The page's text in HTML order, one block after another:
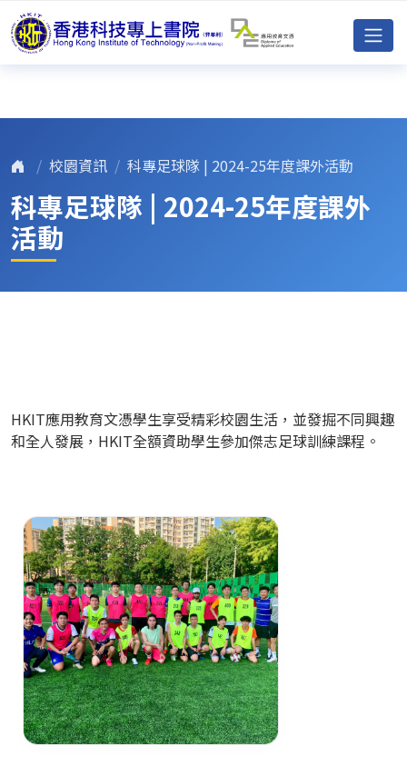
校園資訊 科專足球隊 | 2024-25年度課外活動
科專足球隊 | 2024-25年度課外
活動
HKIT應用教育文憑學生享受精彩校園生活，並發掘不同興趣
和全人發展，HKIT全額資助學生參加傑志足球訓練課程。